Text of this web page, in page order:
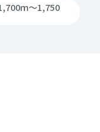
ｍ～1,750